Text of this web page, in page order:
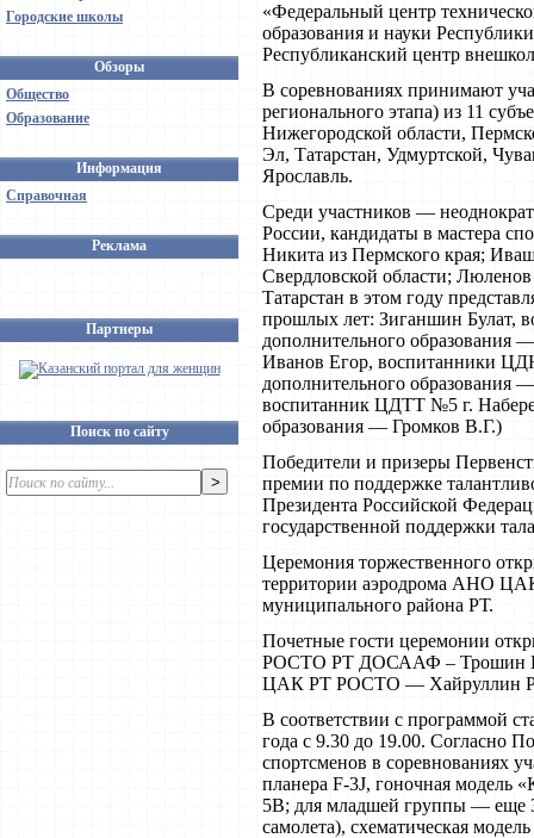
Городские школы
Обзоры
Общество
Образование
Информация
Справочная
Реклама
Партнеры
Поиск по сайту
«Федеральный центр
образования и науки
Республиканский центр
В соревнованиях принимают
регионального этапа) из 11
Нижегородской области,
Эл, Татарстан, Удмуртской,
Ярославль.
Среди участников —
России, кандидаты в мастера
Никита из Пермского края;
Свердловской области;
Татарстан в этом году
прошлых лет: Зиганшин Булат,
дополнительного
Иванов Егор, воспитанники
дополнительного
воспитанник ЦДТТ №5 г.
образования — Громков В.Г.)
Победители и призеры
премии по поддержке
Президента Российской
государственной поддержки
Церемония торжественного
территории аэродрома АНО
муниципального района РТ.
Почетные гости церемонии
РОСТО РТ ДОСААФ – Трошин
ЦАК РТ РОСТО — Хайруллин
В соответствии с программой
года с 9.30 до 19.00. Согласно
спортсменов в соревнованиях
планера F-3J, гоночная модель
5B; для младшей группы — еще 3
самолета), схематическая